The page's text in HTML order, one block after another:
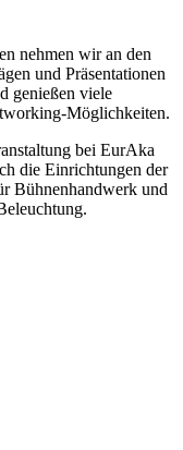
nehmen wir an den
und Präsentationen
genießen viele
Möglichkeiten.
bei EurAka
die Einrichtungen der
Bühnenhandwerk und